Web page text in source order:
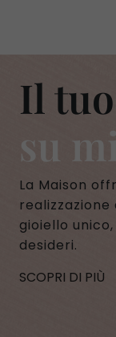
Il
su
La Maison
realizzazione
gioiello
desideri.
SCOPRI DI PIÙ